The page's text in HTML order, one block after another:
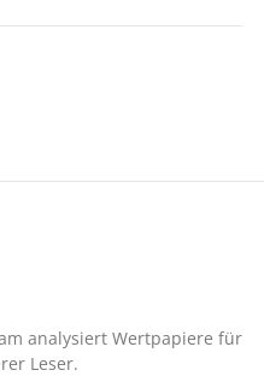
analysiert Wertpapiere für
Leser.